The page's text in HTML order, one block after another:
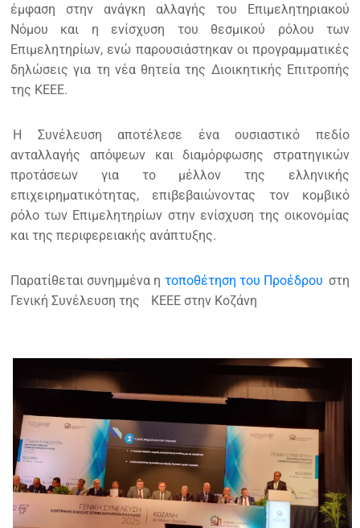
έμφαση στην ανάγκη αλλαγής του Επιμελητηριακού
Νόμου και η ενίσχυση του θεσμικού ρόλου των
Επιμελητηρίων, ενώ παρουσιάστηκαν οι προγραμματικές
δηλώσεις για τη νέα θητεία της Διοικητικής Επιτροπής
της ΚΕΕΕ.
Η Συνέλευση αποτέλεσε ένα ουσιαστικό πεδίο
ανταλλαγής απόψεων και διαμόρφωσης στρατηγικών
προτάσεων για το μέλλον της ελληνικής
επιχειρηματικότητας, επιβεβαιώνοντας τον κομβικό
ρόλο των Επιμελητηρίων στην ενίσχυση της οικονομίας
και της περιφερειακής ανάπτυξης.
Παρατίθεται συνημμένα η τοποθέτηση του Προέδρου στη
Γενική Συνέλευση της
ΚΕΕΕ στην Κοζάνη